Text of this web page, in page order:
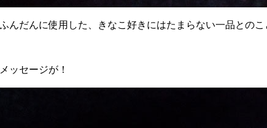
んだんに使用した、きなこ好きにはたまらない一品との
ッセージが！